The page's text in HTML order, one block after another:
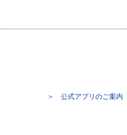
公式アプリのご案内